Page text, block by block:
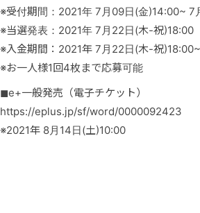
※受付期間：2021年 7月09日(金)14:00~ 7
※当選発表：2021年 7月22日(木-祝)18:00
※入金期間：2021年 7月22日(木-祝
※お一人様1回4枚まで応募可能
◼︎e+一般発売（電子チケット）
https://eplus.jp/sf/word/0000092423
※2021年 8月14日(土)10:00